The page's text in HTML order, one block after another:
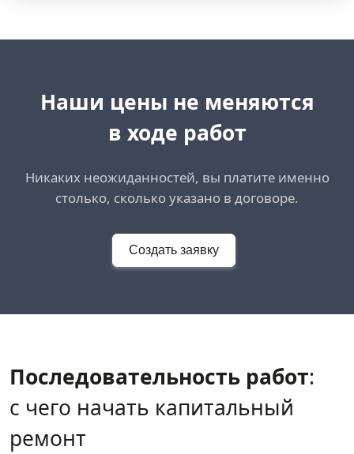
Наши цены не меняются
в ходе работ
Никаких неожиданностей, вы платите именно
столько, сколько указано в договоре.
Создать заявку
Последовательность работ:
с чего начать капитальный
ремонт